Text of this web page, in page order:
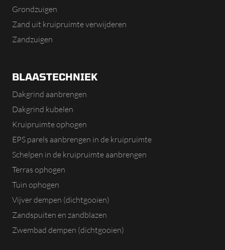
Grondzuigen
Zand uit kruipruimte verwijderen
Zandzuigen
BLAASTECHNIEK
Dakgrind aanbrengen
Dakgrind kubelen
Kruipruimte ophogen
EPS parels aanbrengen in de kruipruimte
Schelpen in de kruipruimte aanbrengen
Terras ophogen
Tuin ophogen
Vijver dempen (dichtgooien)
Zandspuiten en zandblazen
Zwembad dempen (dichtgooien)